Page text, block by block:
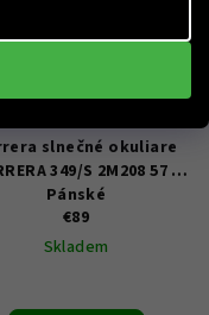
slnečné okuliare
349/S 2M208 57 -
Pánské
€89
Skladem